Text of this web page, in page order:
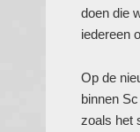
doen die
iedereen
Op de
binnen
zoals het